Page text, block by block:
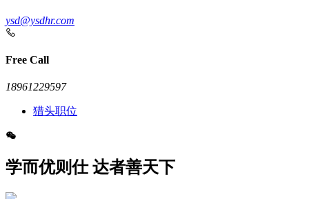
ysd@ysdhr.com
Free Call
18961229597
猎头职位
学而优则仕 达者善天下